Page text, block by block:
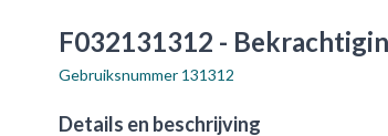
F032131312 -
Gebruiksnummer 131312
Details en beschrijving